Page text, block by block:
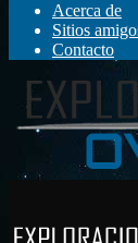
Acerca de
Sitios
Contacto